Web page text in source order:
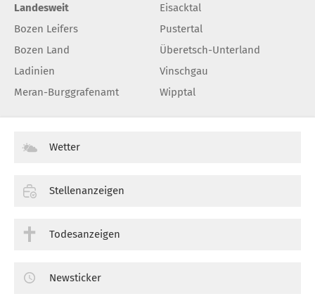
Landesweit
Bozen Leifers
Bozen Land
Ladinien
Meran-Burggrafenamt
Eisacktal
Pustertal
Überetsch-Unterland
Vinschgau
Wipptal
Wetter
Stellenanzeigen
Todesanzeigen
Newsticker